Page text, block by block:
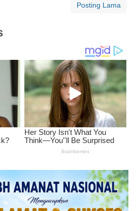
Posting Lama